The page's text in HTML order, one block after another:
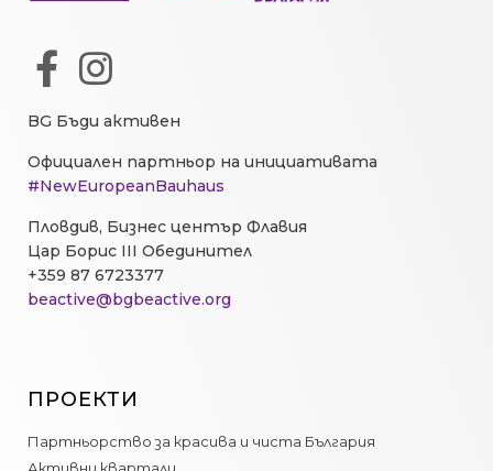
BG Бъди активен
Официален партньор на инициативата
#NewEuropeanBauhaus
Пловдив, Бизнес център Флавия
Цар Борис III Обединител
+359 87 6723377
beactive@bgbeactive.org
ПРОЕКТИ
Партньорство за красива и чиста България